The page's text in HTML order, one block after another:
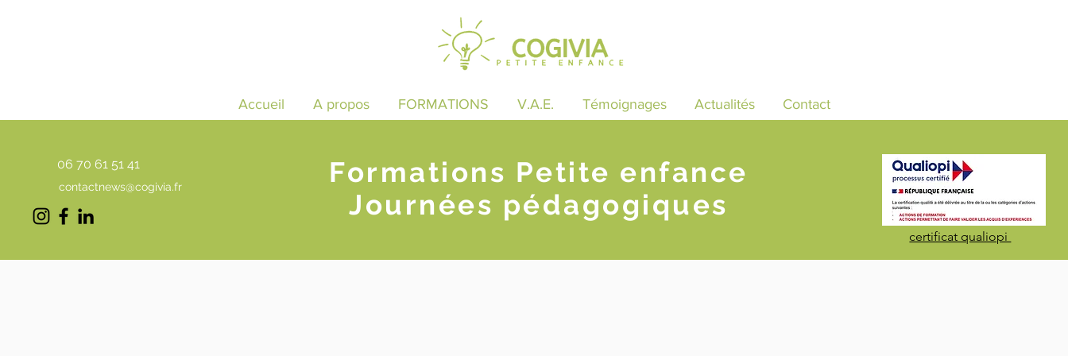
Accueil A propos FORMATIONS V.A.E. Témoignages Actualités Contact
06 70 61 51 41
contactnews@cogivia.fr
Formations Petite enfance
Journées pédagogiques
certificat qualiopi